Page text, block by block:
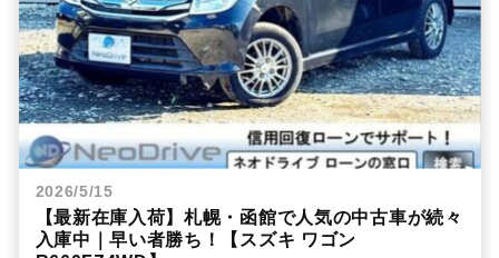
2026/5/15
【最新在庫入荷】札幌・函館で人気の中古車が続々
入庫中｜早い者勝ち！【スズキ ワゴン